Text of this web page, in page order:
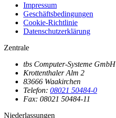
Impressum
Geschäftsbedingungen
Cookie-Richtlinie
Datenschutzerklärung
Zentrale
tbs Computer-Systeme GmbH
Krottenthaler Alm 2
83666 Waakirchen
Telefon: 08021 50484-0
Fax: 08021 50484-11
Niederlassungen